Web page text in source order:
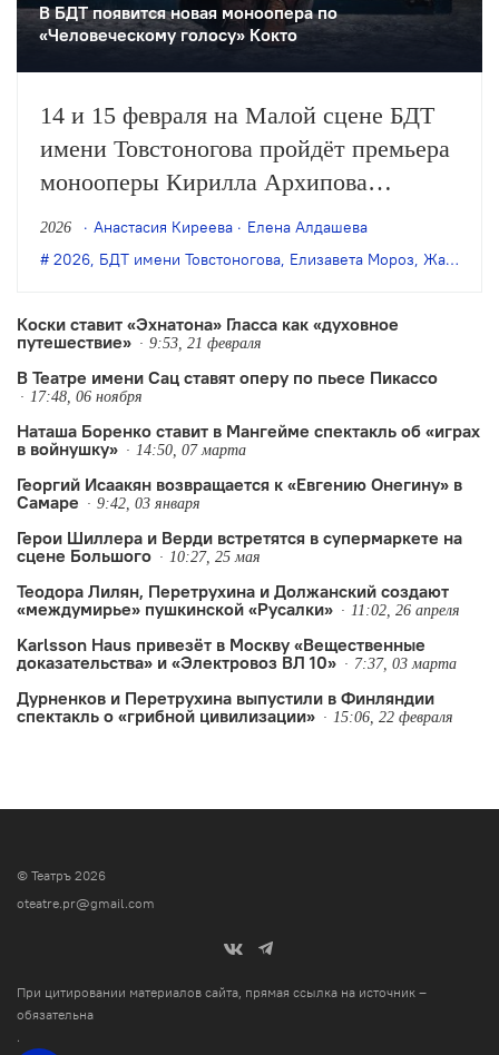
В БДТ появится новая моноопера по
«Человеческому голосу» Кокто
14 и 15 февраля на Малой сцене БДТ
имени Товстоногова пройдёт премьера
монооперы Кирилла Архипова
«Человеческий голос» в постановке
Елизаветы Мороз. В основе спектакля
Кокто в инсценировке режиссёра.
2026 Анастасия Киреева
Елена Алдашева
2026, БДТ имени Товстоногова, Елизавета Мороз, Жан Кокто
Коски ставит «Эхнатона» Гласса как «духовное
путешествие»
9:53, 21 февраля
В Театре имени Сац ставят оперу по пьесе Пикассо
17:48, 06 ноября
Наташа Боренко ставит в Мангейме спектакль об «играх
в войнушку»
14:50, 07 марта
Георгий Исаакян возвращается к «Евгению Онегину» в
Самаре
9:42, 03 января
Герои Шиллера и Верди встретятся в супермаркете на
сцене Большого
10:27, 25 мая
Теодора Лилян, Перетрухина и Должанский создают
«междумирье» пушкинской «Русалки»
11:02, 26 апреля
Karlsson Haus привезёт в Москву «Вещественные
доказательства» и «Электровоз ВЛ 10»
7:37, 03 марта
Дурненков и Перетрухина выпустили в Финляндии
спектакль о «грибной цивилизации»
15:06, 22 февраля
© Театръ 2026
oteatre.pr@gmail.com
При цитировании материалов сайта, прямая ссылка на источник –
обязательна
.